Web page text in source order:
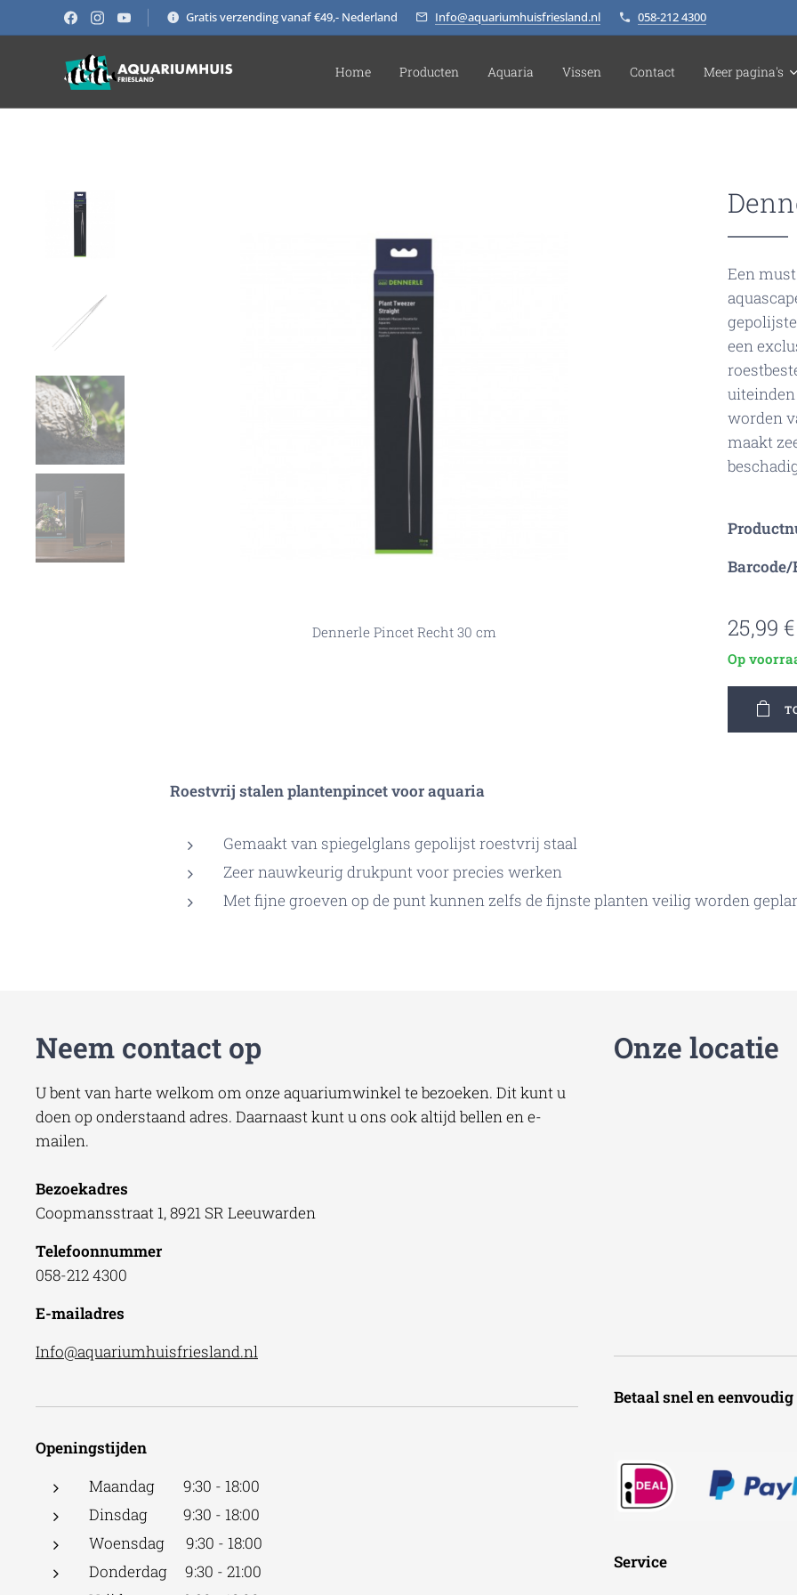
Gratis verzending vanaf €49,- Nederland Info@aquariumhuisfriesland.nl 058-212 4300
Home Producten Aquaria Vissen Contact Meer pagina's
Dennerle Pincet Recht 30 cm
Dennerle Pincet Recht 30 cm
Een
een
worden
maakt
Barcode/
25,99 €
Op
Roestvrij stalen plantenpincet voor aquaria
Gemaakt van spiegelglans gepolijst roestvrij staal
Zeer nauwkeurig drukpunt voor precies werken
Met fijne groeven op de punt kunnen zelfs de fijnste planten veilig worden
Neem contact op
U bent van harte welkom om onze aquariumwinkel te bezoeken. Dit kunt u
doen op onderstaand adres. Daarnaast kunt u ons ook altijd bellen en e-
mailen.
Bezoekadres
Coopmansstraat 1, 8921 SR Leeuwarden
Telefoonnummer
058-212 4300
E-mailadres
Info@aquariumhuisfriesland.nl
Openingstijden
Maandag 9:30 - 18:00
Dinsdag 9:30 - 18:00
Woensdag 9:30 - 18:00
Donderdag 9:30 - 21:00
Onze locatie
Betaal snel en
Service